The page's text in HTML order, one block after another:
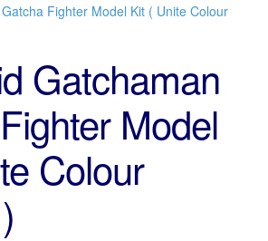
Fighter Model Kit ( Unite Colour
Gatchaman
Model
Colour